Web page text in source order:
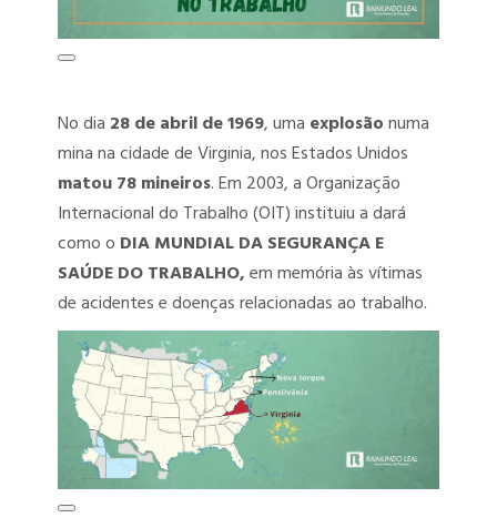
PGRSS – PROGRAMA DE GERENCIAMENTO DE RESÍDUOS DOS
PCMSO – PROGRAMA DE CONTROLE MÉDICO DE SAÚDE
OCUPACIONAL
LTCAT – LAUDO TÉCNICO DAS CONDIÇÕES AMBIENTAIS DO
TRABALHO
LIP – LAUDO DE INSALUBRIDADE E PERICULOSIDADE
ENVIO DOS EVENTOS SST AO ESOCIAL
AET – ANÁLISE ERGONÔMICA DO TRABALHO
DET – DOMICÍLIO ELETRÔNICO TRABALHISTA
TREINAMENTOS SST
PERITO MÉDICO ASSISTENTE
No dia 28 de abril de 1969, uma explosãonuma
mina na cidade de Virginia, nos Estados Unidos
matou 78 mineiros. Em 2003, a Organização
Internacional do Trabalho (OIT) instituiu a dará
como o DIA MUNDIAL DA SEGURANÇA E
SAÚDE DO TRABALHO,em memória às vítimas
de acidentes e doenças relacionadas ao trabalho.